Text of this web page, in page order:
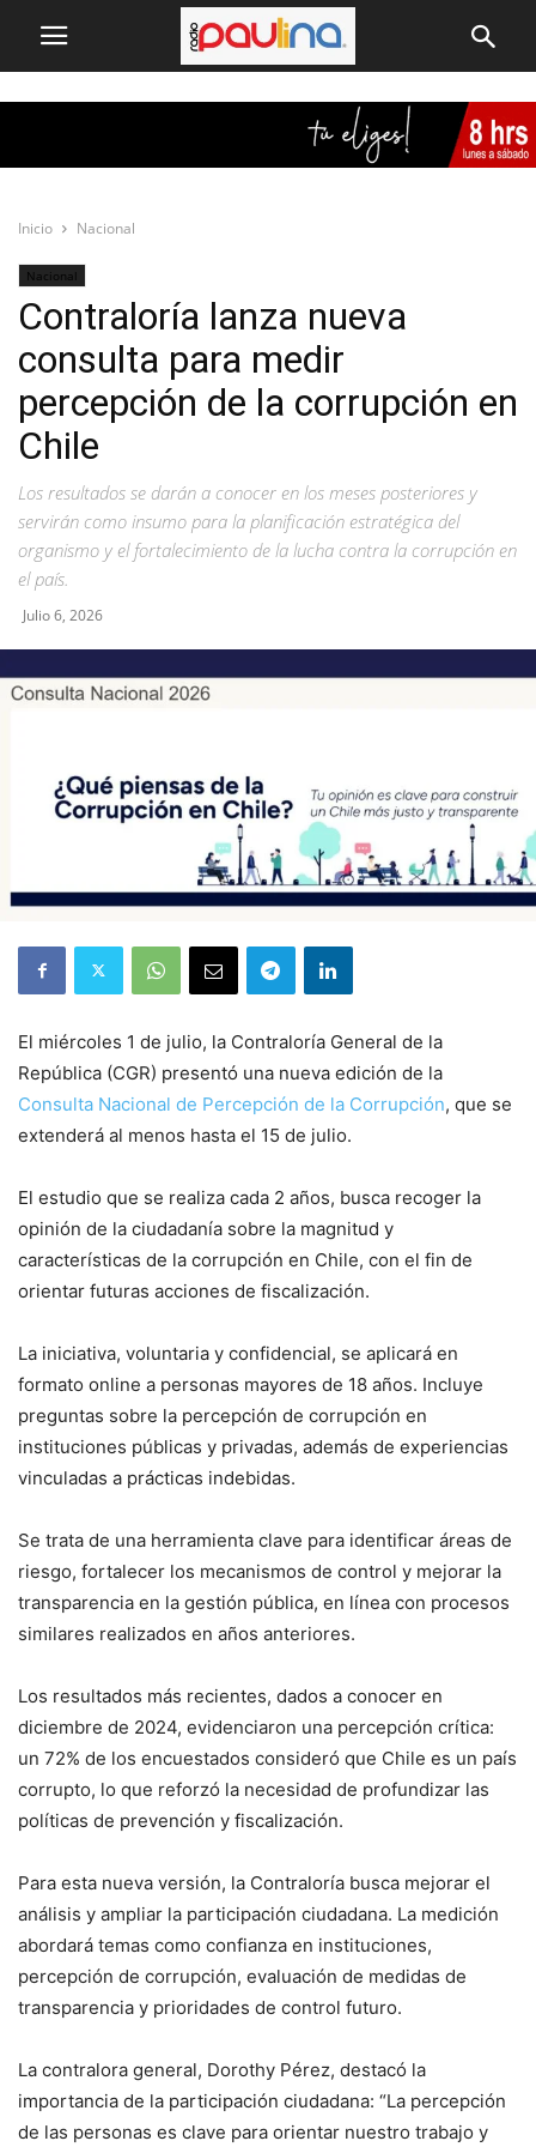
Inicio Nacional
Nacional
Contraloría lanza nueva
consulta para medir
percepción de la corrupción en
Chile
Los resultados se darán a conocer en los meses posteriores y
servirán como insumo para la planificación estratégica del
organismo y el fortalecimiento de la lucha contra la corrupción en
el país.
Julio 6, 2026
El miércoles 1 de julio, la Contraloría General de la
República (CGR) presentó una nueva edición de la
Consulta Nacional de Percepción de la Corrupción, que se
extenderá al menos hasta el 15 de julio.
El estudio que se realiza cada 2 años, busca recoger la
opinión de la ciudadanía sobre la magnitud y
características de la corrupción en Chile, con el fin de
orientar futuras acciones de fiscalización.
La iniciativa, voluntaria y confidencial, se aplicará en
formato online a personas mayores de 18 años. Incluye
preguntas sobre la percepción de corrupción en
instituciones públicas y privadas, además de experiencias
vinculadas a prácticas indebidas.
Se trata de una herramienta clave para identificar áreas de
riesgo, fortalecer los mecanismos de control y mejorar la
transparencia en la gestión pública, en línea con procesos
similares realizados en años anteriores.
Los resultados más recientes, dados a conocer en
diciembre de 2024, evidenciaron una percepción crítica:
un 72% de los encuestados consideró que Chile es un país
corrupto, lo que reforzó la necesidad de profundizar las
políticas de prevención y fiscalización.
Para esta nueva versión, la Contraloría busca mejorar el
análisis y ampliar la participación ciudadana. La medición
abordará temas como confianza en instituciones,
percepción de corrupción, evaluación de medidas de
transparencia y prioridades de control futuro.
La contralora general, Dorothy Pérez, destacó la
importancia de la participación ciudadana: “La percepción
de las personas es clave para orientar nuestro trabajo y